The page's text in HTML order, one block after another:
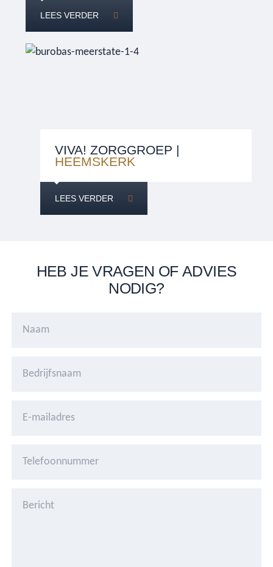
LEES VERDER
VIVA! ZORGGROEP |
HEEMSKERK
LEES VERDER
HEB JE VRAGEN OF ADVIES
NODIG?